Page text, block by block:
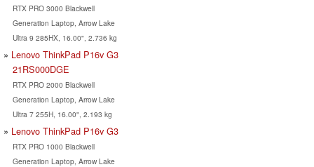
RTX PRO 3000 Blackwell
Generation Laptop, Arrow Lake
Ultra 9 285HX, 16.00", 2.736 kg
Lenovo ThinkPad P16v G3
21RS000DGE
RTX PRO 2000 Blackwell
Generation Laptop, Arrow Lake
Ultra 7 255H, 16.00", 2.193 kg
Lenovo ThinkPad P16v G3
RTX PRO 1000 Blackwell
Generation Laptop, Arrow Lake